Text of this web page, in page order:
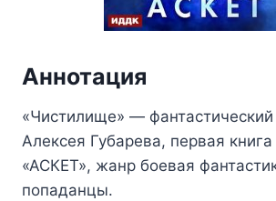
Аннотация
«Чистилище» —
Алексея Губарева, первая
«АСКЕТ», жанр боевая
попаданцы.